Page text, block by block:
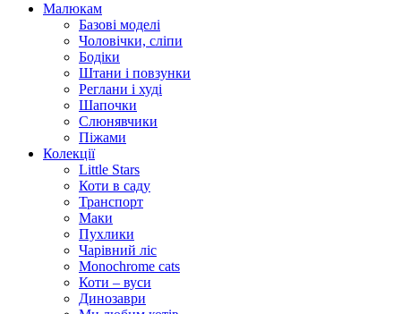
Малюкам
Базові моделі
Чоловічки, сліпи
Бодіки
Штани і повзунки
Реглани і худі
Шапочки
Слюнявчики
Піжами
Колекції
Little Stars
Коти в саду
Транспорт
Маки
Пухлики
Чарівний ліс
Monochrome cats
Коти – вуси
Динозаври